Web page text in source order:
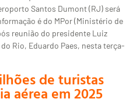
Santos Dumont (RJ) será
é do MPor (Ministério de
reunião do presidente Luiz
Rio, Eduardo Paes, nesta terça-
de turistas
aérea em 2025